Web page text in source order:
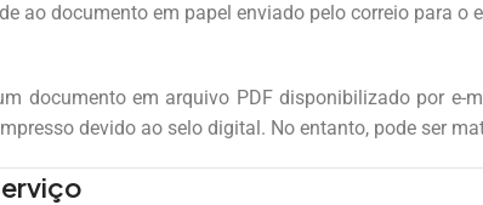
ao documento em papel enviado pelo correio para o
documento em arquivo PDF disponibilizado por
devido ao selo digital. No entanto, pode ser